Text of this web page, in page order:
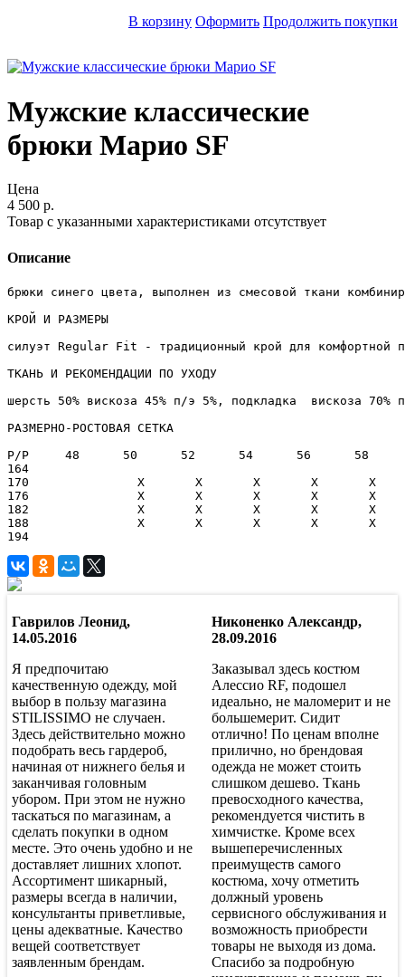
В корзину Оформить Продолжить покупки
Мужские классические
брюки Марио SF
Цена
4 500 р.
Товар с указанными характеристиками отсутствует
Описание
брюки синего цвета, выполнен из смесовой ткани
КРОЙ И РАЗМЕРЫ
силуэт Regular Fit - традиционный крой для комфортной
ТКАНЬ И РЕКОМЕНДАЦИИ ПО УХОДУ
шерсть 50% вискоза 45% п/э 5%, подкладка  вискоза
РАЗМЕРНО-РОСТОВАЯ СЕТКА
Р/Р	48	50	52	54	56	58	60	62	64	66
164
170	 	  X	  X	  X	  X	  X
176	 	  X	  X	  X	  X	  X	  X	  X
182	 	  X	  X	  X	  X	  X	  X	  X
188	 	  X	  X	  X	  X	  X
Гаврилов Леонид,
14.05.2016
Я предпочитаю
качественную одежду, мой
выбор в пользу магазина
STILISSIMO не случаен.
Здесь действительно можно
подобрать весь гардероб,
начиная от нижнего белья и
заканчивая головным
убором. При этом не нужно
таскаться по магазинам, а
сделать покупки в одном
месте. Это очень удобно и не
доставляет лишних хлопот.
Ассортимент шикарный,
размеры всегда в наличии,
консультанты приветливые,
цены адекватные. Качество
вещей соответствует
заявленным брендам.
Никоненко Александр,
28.09.2016
Заказывал здесь костюм
Алессио RF, подошел
идеально, не маломерит и не
большемерит. Сидит
отлично! По ценам вполне
прилично, но брендовая
одежда не может стоить
слишком дешево. Ткань
превосходного качества,
рекомендуется чистить в
химчистке. Кроме всех
вышеперечисленных
преимуществ самого
костюма, хочу отметить
должный уровень
сервисного обслуживания и
возможность приобрести
товары не выходя из дома.
Спасибо за подробную